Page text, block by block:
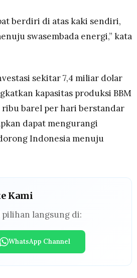
berdiri di atas kaki sendiri,
swasembada energi,” kata
sekitar 7,4 miliar dolar
kapasitas produksi BBM
barel per hari berstandar
dapat mengurangi
Indonesia menuju
Kami
langsung di:
WhatsApp Channel